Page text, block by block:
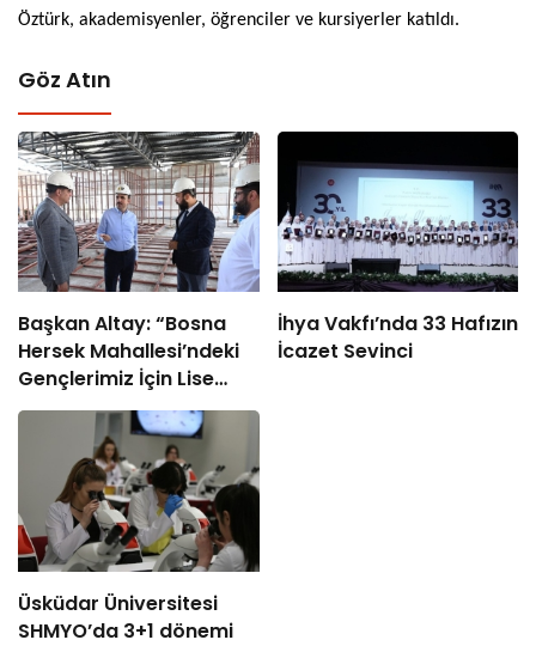
Öztürk, akademisyenler, öğrenciler ve kursiyerler katıldı.
Göz Atın
Başkan Altay: “Bosna
Hersek Mahallesi’ndeki
Gençlerimiz İçin Lise
Medeniyet Akademisi
İnşa Ediyoruz”
İhya Vakfı’nda 33 Hafızın
İcazet Sevinci
Üsküdar Üniversitesi
SHMYO’da 3+1 dönemi